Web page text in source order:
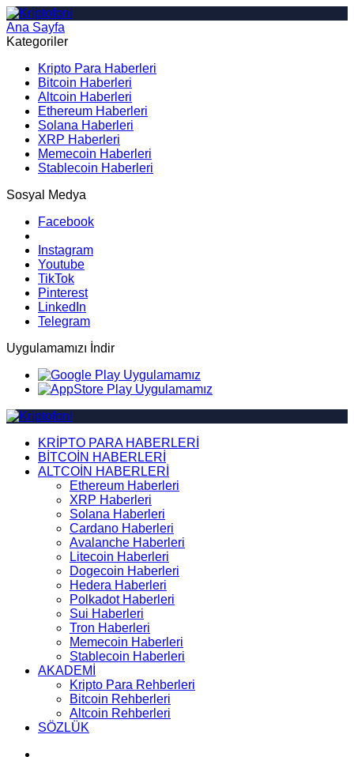
Ana Sayfa
Kategoriler
Kripto Para Haberleri
Bitcoin Haberleri
Altcoin Haberleri
Ethereum Haberleri
Solana Haberleri
XRP Haberleri
Memecoin Haberleri
Stablecoin Haberleri
Sosyal Medya
Facebook
Instagram
Youtube
TikTok
Pinterest
LinkedIn
Telegram
Uygulamamızı İndir
KRİPTO PARA HABERLERİ
BİTCOİN HABERLERİ
ALTCOİN HABERLERİ
Ethereum Haberleri
XRP Haberleri
Solana Haberleri
Cardano Haberleri
Avalanche Haberleri
Litecoin Haberleri
Dogecoin Haberleri
Hedera Haberleri
Polkadot Haberleri
Sui Haberleri
Tron Haberleri
Memecoin Haberleri
Stablecoin Haberleri
AKADEMİ
Kripto Para Rehberleri
Bitcoin Rehberleri
Altcoin Rehberleri
SÖZLÜK